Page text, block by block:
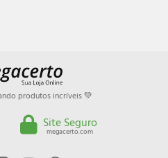
produtos incríveis 💚
Site Seguro
megacerto.com